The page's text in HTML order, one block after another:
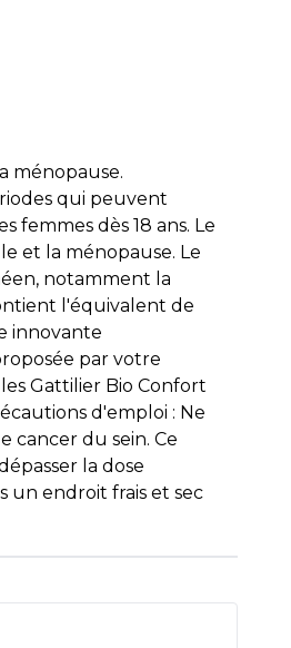
ménopause.
qui peuvent
dès 18 ans. Le
et la ménopause. Le
notamment la
l'équivalent de
innovante
par votre
Gattilier Bio Confort
d'emploi : Ne
cancer du sein. Ce
la dose
un endroit frais et sec